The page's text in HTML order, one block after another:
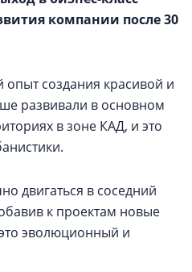
компании после 30
создания красивой и
развивали в основном
в зоне КАД, и это
двигаться в соседний
к проектам новые
эволюционный и